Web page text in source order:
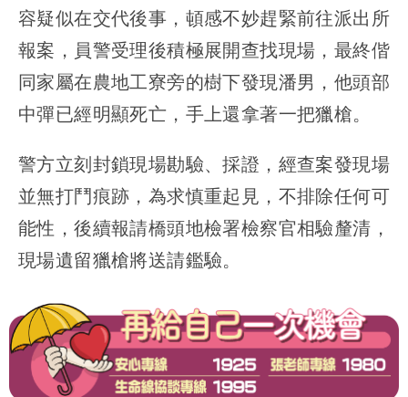
容疑似在交代後事，頓感不妙趕緊前往派出所
報案，員警受理後積極展開查找現場，最終偕
同家屬在農地工寮旁的樹下發現潘男，他頭部
中彈已經明顯死亡，手上還拿著一把獵槍。
警方立刻封鎖現場勘驗、採證，經查案發現場
並無打鬥痕跡，為求慎重起見，不排除任何可
能性，後續報請橋頭地檢署檢察官相驗釐清，
現場遺留獵槍將送請鑑驗。